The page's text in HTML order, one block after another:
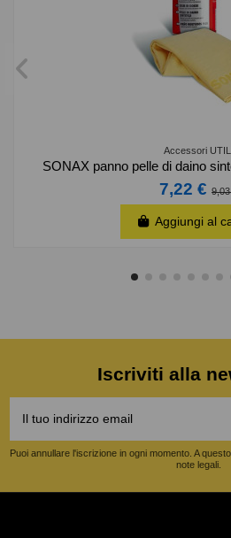
Accessori UTILI
SONAX panno pelle di daino
7,22 €
Aggiungi al
Iscriviti alla
Puoi annullare l'iscrizione in ogni momento. A
note legali.